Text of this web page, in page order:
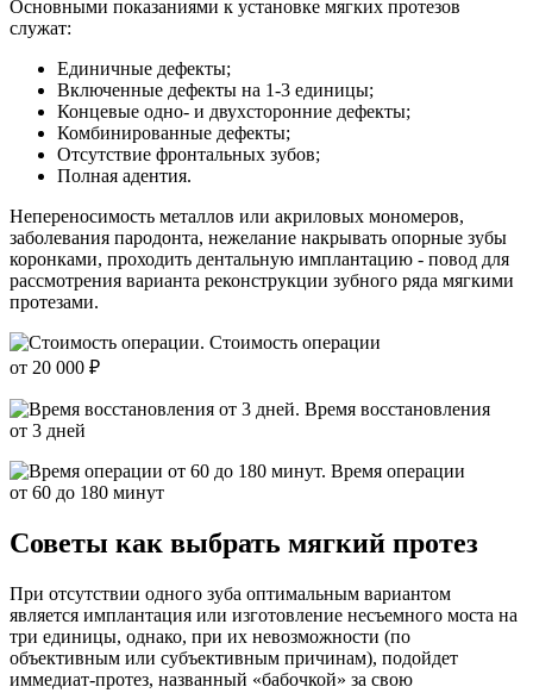
Основными показаниями к установке мягких протезов
служат:
Единичные дефекты;
Включенные дефекты на 1-3 единицы;
Концевые одно- и двухсторонние дефекты;
Комбинированные дефекты;
Отсутствие фронтальных зубов;
Полная адентия.
Непереносимость металлов или акриловых мономеров,
заболевания пародонта, нежелание накрывать опорные зубы
коронками, проходить дентальную имплантацию - повод для
рассмотрения варианта реконструкции зубного ряда мягкими
протезами.
Стоимость операции
от 20 000 ₽
Время восстановления
от 3 дней
Время операции
от 60 до 180 минут
Советы как выбрать мягкий протез
При отсутствии одного зуба оптимальным вариантом
является имплантация или изготовление несъемного моста на
три единицы, однако, при их невозможности (по
объективным или субъективным причинам), подойдет
иммедиат-протез, названный «бабочкой» за свою